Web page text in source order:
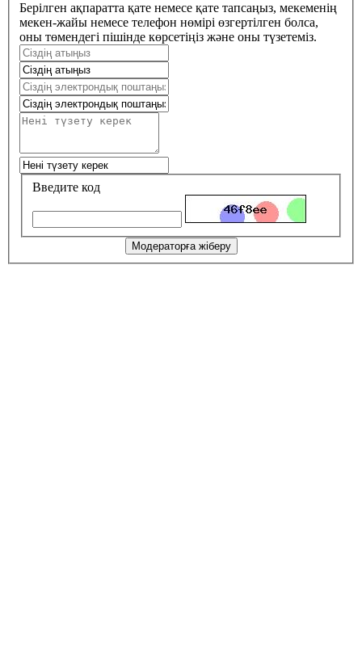
Берілген ақпаратта қате немесе қате тапсаңыз, мекеменің
мекен-жайы немесе телефон нөмірі өзгертілген болса,
оны төмендегі пішінде көрсетіңіз және оны түзетеміз.
Введите код
Модераторға жіберу